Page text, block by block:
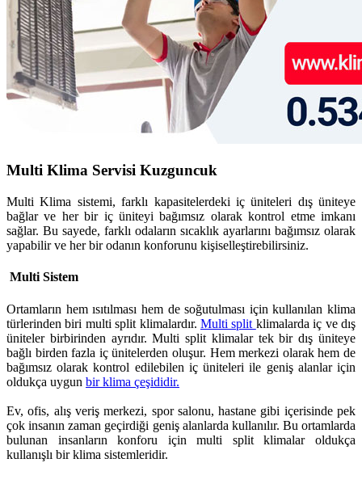
Multi Klima Servisi Kuzguncuk
Multi Klima sistemi, farklı kapasitelerdeki iç üniteleri dış üniteye
bağlar ve her bir iç üniteyi bağımsız olarak kontrol etme imkanı
sağlar. Bu sayede, farklı odaların sıcaklık ayarlarını bağımsız olarak
yapabilir ve her bir odanın konforunu kişiselleştirebilirsiniz.
Multi Sistem
Ortamların hem ısıtılması hem de soğutulması için kullanılan klima
türlerinden biri multi split klimalardır. Multi split klimalarda iç ve dış
üniteler birbirinden ayrıdır. Multi split klimalar tek bir dış üniteye
bağlı birden fazla iç ünitelerden oluşur. Hem merkezi olarak hem de
bağımsız olarak kontrol edilebilen iç üniteleri ile geniş alanlar için
oldukça uygun bir klima çeşididir.
Ev, ofis, alış veriş merkezi, spor salonu, hastane gibi içerisinde pek
çok insanın zaman geçirdiği geniş alanlarda kullanılır. Bu ortamlarda
bulunan insanların konforu için multi split klimalar oldukça
kullanışlı bir klima sistemleridir.